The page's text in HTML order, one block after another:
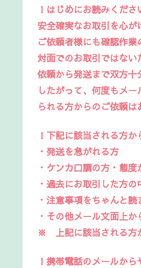
！はじめにお読みくださ
安全確実なお取引を心が
ご依頼者様にも確認作業
対面でのお取引ではな
依頼から発送まで双方十
したがって、何度もメ
られる方からのご依頼は
！下記に該当される方
・発送を急がれる方
・ケンカ口調の方・態
・過去にお取引した方
・注意事項をちゃんと
・その他メール文面上
※ 上記に該当される方
！携帯電話のメールか